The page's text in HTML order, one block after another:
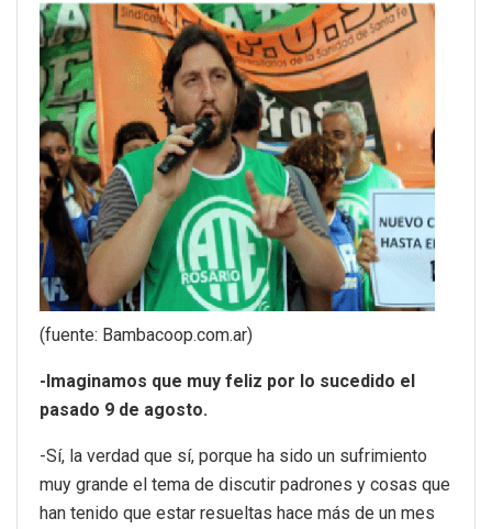
(fuente: Bambacoop.com.ar)
-Imaginamos que muy feliz por lo sucedido el
pasado 9 de agosto.
-Sí, la verdad que sí, porque ha sido un sufrimiento
muy grande el tema de discutir padrones y cosas que
han tenido que estar resueltas hace más de un mes